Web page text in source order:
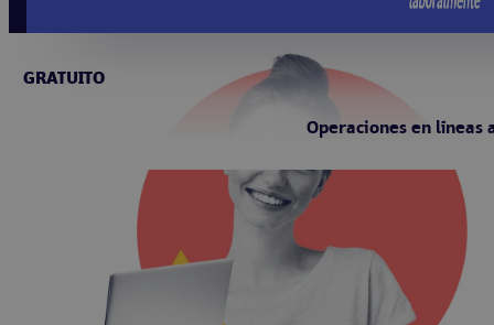
GRATUITO
Operaciones en líneas